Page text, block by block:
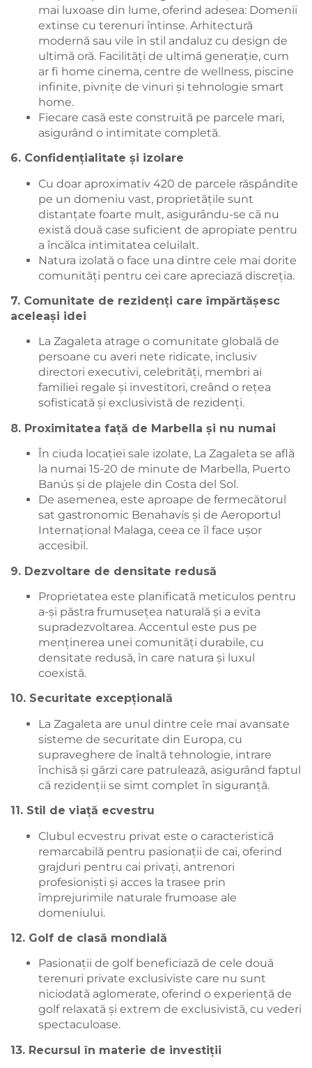
mai luxoase din lume, oferind adesea: Domenii
extinse cu terenuri întinse. Arhitectură
modernă sau vile în stil andaluz cu design de
ultimă oră. Facilități de ultimă generație, cum
ar fi home cinema, centre de wellness, piscine
infinite, pivnițe de vinuri și tehnologie smart
home.
Fiecare casă este construită pe parcele mari,
asigurând o intimitate completă.
6. Confidențialitate și izolare
Cu doar aproximativ 420 de parcele răspândite
pe un domeniu vast, proprietățile sunt
distanțate foarte mult, asigurându-se că nu
există două case suficient de apropiate pentru
a încălca intimitatea celuilalt.
Natura izolată o face una dintre cele mai dorite
comunități pentru cei care apreciază discreția.
7. Comunitate de rezidenți care împărtășesc
aceleași idei
La Zagaleta atrage o comunitate globală de
persoane cu averi nete ridicate, inclusiv
directori executivi, celebrități, membri ai
familiei regale și investitori, creând o rețea
sofisticată și exclusivistă de rezidenți.
8. Proximitatea față de Marbella și nu numai
În ciuda locației sale izolate, La Zagaleta se află
la numai 15-20 de minute de Marbella, Puerto
Banús și de plajele din Costa del Sol.
De asemenea, este aproape de fermecătorul
sat gastronomic Benahavís și de Aeroportul
Internațional Malaga, ceea ce îl face ușor
accesibil.
9. Dezvoltare de densitate redusă
Proprietatea este planificată meticulos pentru
a-și păstra frumusețea naturală și a evita
supradezvoltarea. Accentul este pus pe
menținerea unei comunități durabile, cu
densitate redusă, în care natura și luxul
coexistă.
10. Securitate excepțională
La Zagaleta are unul dintre cele mai avansate
sisteme de securitate din Europa, cu
supraveghere de înaltă tehnologie, intrare
închisă și gărzi care patrulează, asigurând faptul
că rezidenții se simt complet în siguranță.
11. Stil de viață ecvestru
Clubul ecvestru privat este o caracteristică
remarcabilă pentru pasionații de cai, oferind
grajduri pentru cai privați, antrenori
profesioniști și acces la trasee prin
împrejurimile naturale frumoase ale
domeniului.
12. Golf de clasă mondială
Pasionații de golf beneficiază de cele două
terenuri private exclusiviste care nu sunt
niciodată aglomerate, oferind o experiență de
golf relaxată și extrem de exclusivistă, cu vederi
spectaculoase.
13. Recursul în materie de investiții